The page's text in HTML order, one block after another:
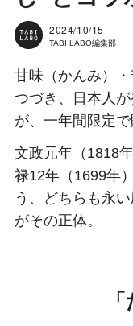
2024/10/15
TABI LABO編集部
甘味（かんみ）
つづき、日本人
が、一年間限定で
文政元年（1818
禄12年（1699年
う、どちらも永
がその正体。